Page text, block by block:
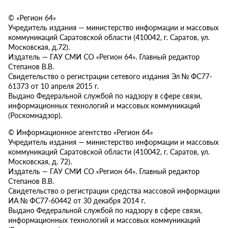
© «Регион 64»
Учредитель издания — министерство информации и массовых
коммуникаций Саратовской области (410042, г. Саратов, ул.
Московская, д.72).
Издатель — ГАУ СМИ СО «Регион 64». Главный редактор
Степанов В.В.
Свидетельство о регистрации сетевого издания Эл № ФС77-
61373 от 10 апреля 2015 г.
Выдано Федеральной службой по надзору в сфере связи,
информационных технологий и массовых коммуникаций
(Роскомнадзор).
© Информационное агентство «Регион 64»
Учредитель издания — министерство информации и массовых
коммуникаций Саратовской области (410042, г. Саратов, ул.
Московская, д. 72).
Издатель — ГАУ СМИ СО «Регион 64». Главный редактор
Степанов В.В.
Свидетельство о регистрации средства массовой информации
ИА № ФС77-60442 от 30 декабря 2014 г.
Выдано Федеральной службой по надзору в сфере связи,
информационных технологий и массовых коммуникаций